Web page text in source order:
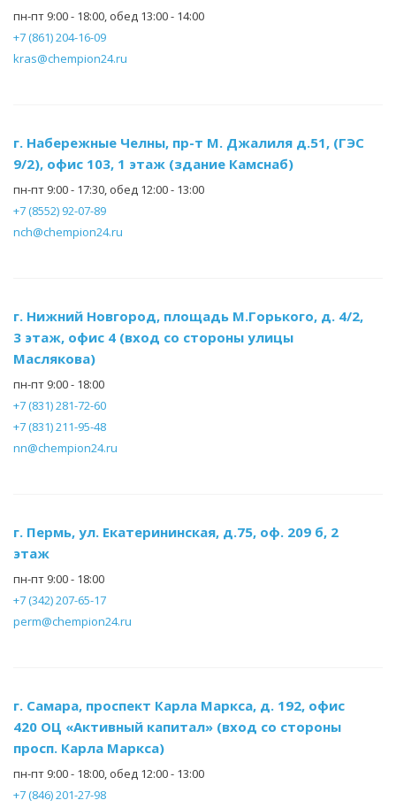
пн-пт 9:00 - 18:00, обед 13:00 - 14:00
+7 (861) 204-16-09
kras@chempion24.ru
г. Набережные Челны, пр-т М. Джалиля д.51, (ГЭС
9/2), офис 103, 1 этаж (здание Камснаб)
пн-пт 9:00 - 17:30, обед 12:00 - 13:00
+7 (8552) 92-07-89
nch@chempion24.ru
г. Нижний Новгород, площадь М.Горького, д. 4/2,
3 этаж, офис 4 (вход со стороны улицы
Маслякова)
пн-пт 9:00 - 18:00
+7 (831) 281-72-60
+7 (831) 211-95-48
nn@chempion24.ru
г. Пермь, ул. Екатерининская, д.75, оф. 209 б, 2
этаж
пн-пт 9:00 - 18:00
+7 (342) 207-65-17
perm@chempion24.ru
г. Самара, проспект Карла Маркса, д. 192, офис
420 ОЦ «Активный капитал» (вход со стороны
просп. Карла Маркса)
пн-пт 9:00 - 18:00, обед 12:00 - 13:00
+7 (846) 201-27-98